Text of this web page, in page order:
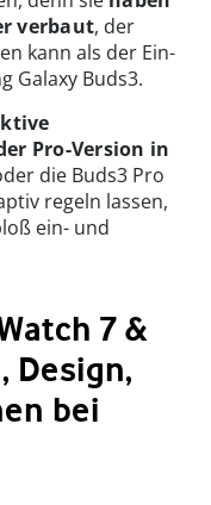
verbaut, der
kann als der Ein-
Galaxy Buds3.
Pro-Version in
die Buds3 Pro
regeln lassen,
ein- und
7 &
Design,
bei